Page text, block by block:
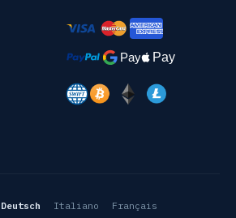
Deutsch Italiano Français